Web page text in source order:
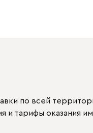
по всей
и тарифы оказания